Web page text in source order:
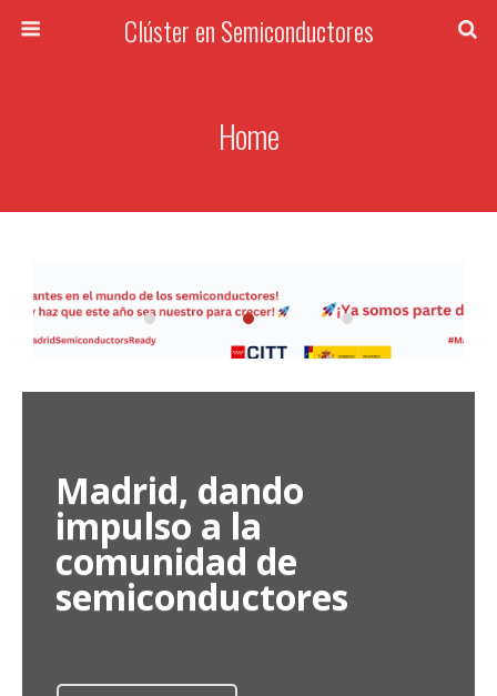
Clúster en Semiconductores
Home
Madrid, dando
impulso a la
comunidad de
semiconductores